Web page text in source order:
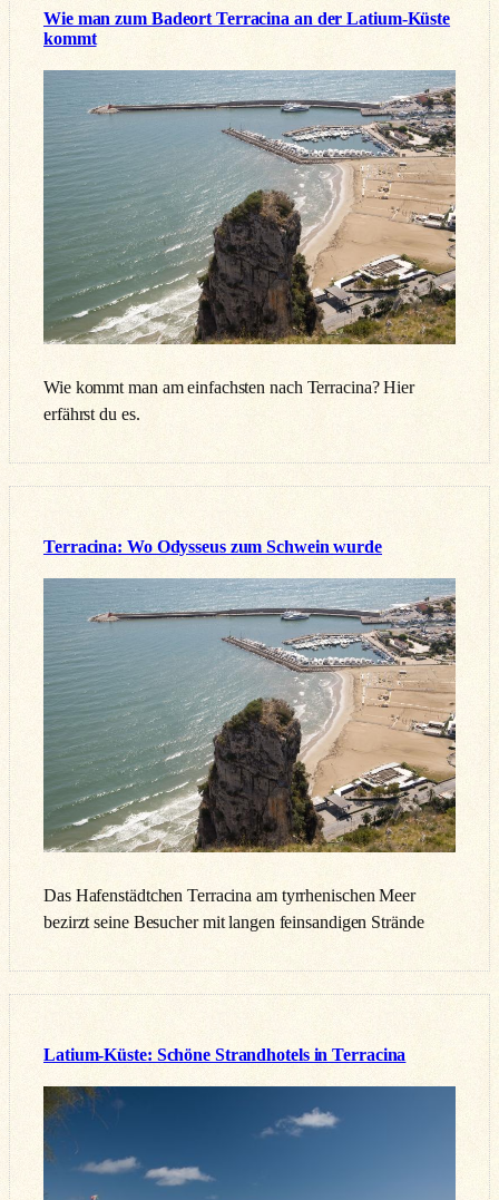
Wie man zum Badeort Terracina an der Latium-Küste
kommt
Wie kommt man am einfachsten nach Terracina? Hier
erfährst du es.
Terracina: Wo Odysseus zum Schwein wurde
Das Hafenstädtchen Terracina am tyrrhenischen Meer
bezirzt seine Besucher mit langen feinsandigen Strände
Latium-Küste: Schöne Strandhotels in Terracina